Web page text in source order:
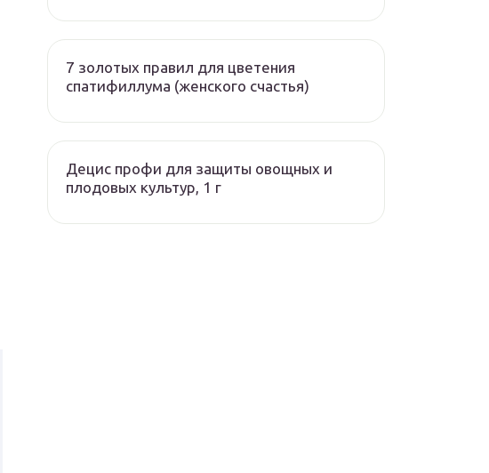
7 золотых правил для цветения
спатифиллума (женского счастья)
Децис профи для защиты овощных и
плодовых культур, 1 г